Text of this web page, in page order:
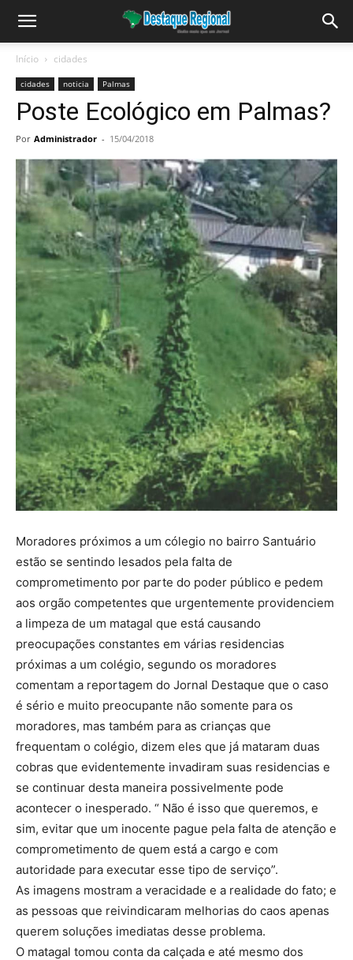
Início cidades
cidades noticia Palmas
Poste Ecológico em Palmas?
Por Administrador - 15/04/2018
Moradores próximos a um cólegio no bairro Santuário
estão se sentindo lesados pela falta de
comprometimento por parte do poder público e pedem
aos orgão competentes que urgentemente providenciem
a limpeza de um matagal que está causando
preocupações constantes em várias residencias
próximas a um colégio, segundo os moradores
comentam a reportagem do Jornal Destaque que o caso
é sério e muito preocupante não somente para os
moradores, mas também para as crianças que
frequentam o colégio, dizem eles que já mataram duas
cobras que evidentemente invadiram suas residencias e
se continuar desta maneira possivelmente pode
acontecer o inesperado. “ Não é isso que queremos, e
sim, evitar que um inocente pague pela falta de atenção e
comprometimento de quem está a cargo e com
autoridade para executar esse tipo de serviço”.
As imagens mostram a veracidade e a realidade do fato; e
as pessoas que reivindicaram melhorias do caos apenas
querem soluções imediatas desse problema.
O matagal tomou conta da calçada e até mesmo dos